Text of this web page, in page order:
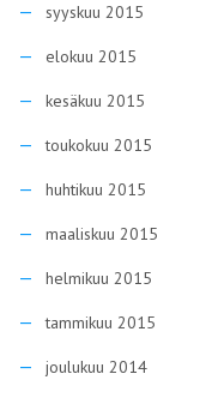
syyskuu 2015
elokuu 2015
kesäkuu 2015
toukokuu 2015
huhtikuu 2015
maaliskuu 2015
helmikuu 2015
tammikuu 2015
joulukuu 2014